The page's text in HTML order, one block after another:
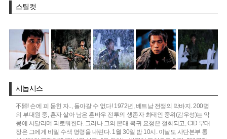
스틸컷
시놉시스
不歸! 손에 피 묻힌 자.., 돌아갈 수 없다! 1972년, 베트남 전쟁의 막바지. 200명
의 부대원 중, 혼자 살아 남은 혼바우 전투의 생존자 최태인 중위(감우성)는 악
몽에 시달리며 괴로워한다. 그러나 그의 본대 복귀 요청은 철회되고, CID 부대
장은 그에게 비밀 수색 명령을 내린다. 1월 30일 밤 10시. 이날도 사단본부 통